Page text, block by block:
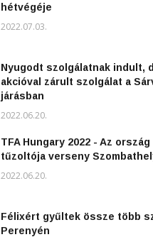
hétvégéje
2022.07.03.
Nyugodt szolgálatnak indult,
akcióval zárult szolgálat a
járásban
2022.06.20.
TFA Hungary 2022 - Az
tűzoltója verseny
2022.06.20.
Félixért gyűltek össze több
Perenyén